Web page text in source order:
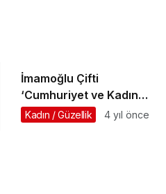
İmamoğlu Çifti
‘Cumhuriyet ve Kadın”
Etkinliğinde Konuştu
Kadın / Güzellik 4 yıl önce